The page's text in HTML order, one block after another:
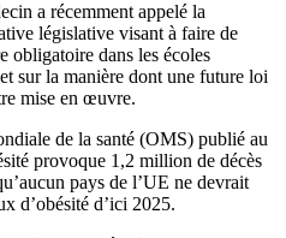
a récemment appelé la
législative visant à faire de
obligatoire dans les écoles
sur la manière dont une future loi
mise en œuvre.
de la santé (OMS) publié au
provoque 1,2 million de décès
pays de l’UE ne devrait
d’obésité d’ici 2025.